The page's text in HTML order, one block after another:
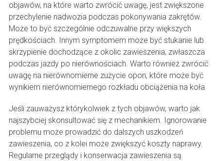
objawów, na które warto zwrócić uwagę, jest zwiększone
przechylenie nadwozia podczas pokonywania zakrętów.
Może to być szczególnie odczuwalne przy większych
prędkościach. Innym symptomem może być stukanie lub
skrzypienie dochodzące z okolic zawieszenia, zwłaszcza
podczas jazdy po nierównościach. Warto również zwrócić
uwagę na nierównomierne zużycie opon, które może być
wynikiem nierównomiernego rozkładu obciążenia na koła.
Jeśli zauważysz którykolwiek z tych objawów, warto jak
najszybciej skonsultować się z mechanikiem. Ignorowanie
problemu może prowadzić do dalszych uszkodzeń
zawieszenia, co z kolei może zwiększyć koszty naprawy.
Regularne przeglądy i konserwacja zawieszenia są